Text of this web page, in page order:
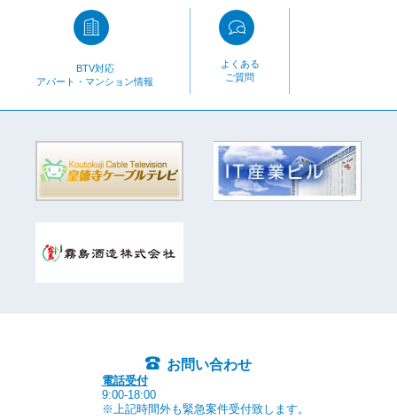
BTV対応
アパート・マンション情報
よくある
ご質問
お問い合わせ
電話受付
9:00-18:00
※上記時間外も緊急案件受付致します。